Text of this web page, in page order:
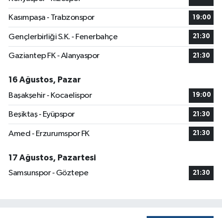
Kasımpaşa - Trabzonspor 19:00
Gençlerbirliği S.K. - Fenerbahçe 21:30
Gaziantep FK - Alanyaspor 21:30
16 Ağustos, Pazar
Başakşehir - Kocaelispor
19:00
Beşiktaş - Eyüpspor 21:30
Amed - Erzurumspor FK 21:30
17 Ağustos, Pazartesi
Samsunspor - Göztepe
21:30